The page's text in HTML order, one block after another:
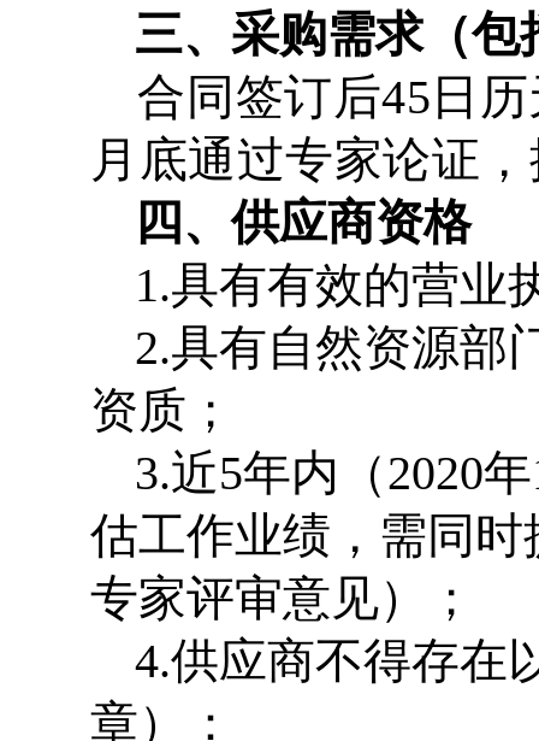
三、采购需求（
合同签订后45 日
月底通过专家论证
四、供应商资格
1.具有有效的营业
2.具有自然资源部
资质；
3.近5年内（2020年
估工作业绩，需同
专家评审意见）；
4.供应商不得存在
章）：